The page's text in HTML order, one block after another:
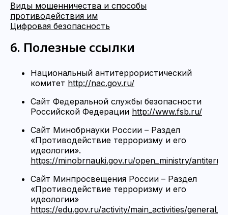
Виды мошенничества и способы
противодействия им
Цифровая безопасность
6. Полезные ссылки
Национальный антитеррористический
комитет http://nac.gov.ru/
Сайт Федеральной службы безопасности
Российской Федерации http://www.fsb.ru/
Сайт Минобрнауки России – Раздел
«Противодействие терроризму и его
идеологии».
https://minobrnauki.gov.ru/open_ministry/
Сайт Минпросвещения России – Раздел
«Противодействие терроризму и его
идеологии»
https://edu.gov.ru/activity/main_activities/